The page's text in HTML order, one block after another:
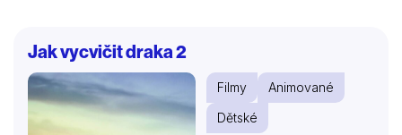
romantickou popularitu a možnost stát se maestrem v
pařížské opeře.
Jak vycvičit draka 2
Filmy
Animované
Dětské